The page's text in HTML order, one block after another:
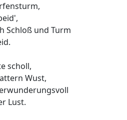
Schloß und Turm
scholl,
Wust,
Lust.